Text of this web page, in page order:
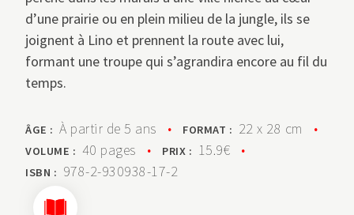
d’une prairie ou en plein milieu de la jungle, ils se
joignent à Lino et prennent la route avec lui,
formant une troupe qui s’agrandira encore au fil du
temps.
ÂGE : À partir de 5 ans • FORMAT : 22 x 28 cm •
VOLUME : 40 pages • PRIX : 15.9€ •
ISBN : 978-2-930938-17-2